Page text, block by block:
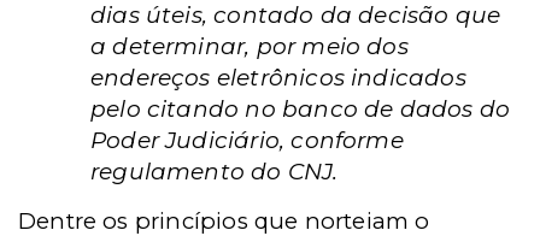
dias úteis, contado da decisão que
a determinar, por meio dos
endereços eletrônicos indicados
pelo citando no banco de dados do
Poder Judiciário, conforme
regulamento do CNJ.
Dentre os princípios que norteiam o